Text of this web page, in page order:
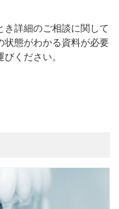
き詳細のご相談に関して
状態がわかる資料が必要
ください。